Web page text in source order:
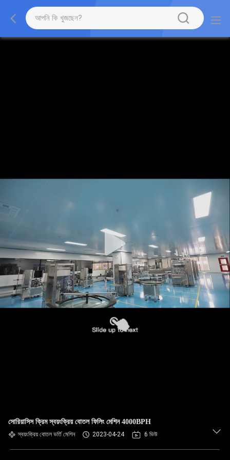
সোরিয়াসিস ক্রিম স্বয়ংক্রিয় বোতল ফিলিং মেশিন 4000BPH
স্বয়ংক্রিয় বোতল ভর্তি মেশিন 2023-04-24 6 ভিউ